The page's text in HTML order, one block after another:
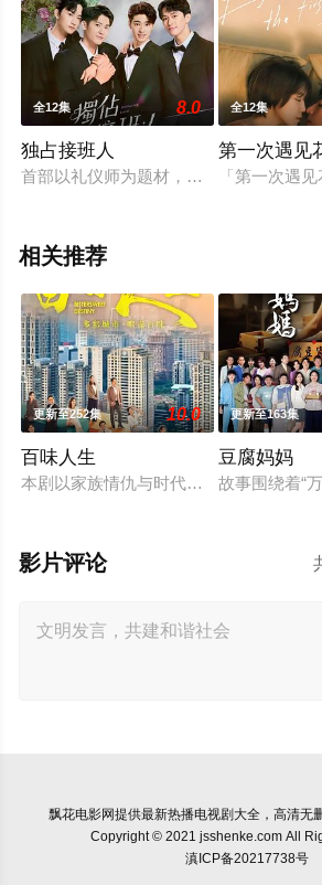
全12集 8.0
独占接班人
首部以礼仪师为题材，描述胆小接班人
全12集
第一次遇见
「第一次遇
相关推荐
更新至252集 10.0
百味人生
本剧以家族情仇与时代情怀为主轴，剧
更新至163集
豆腐妈妈
故事围绕着“
影片评论
飘花电影网提供最新热播电视剧大全，高清无
Copyright © 2021 jsshenke.com All
滇ICP备20217738号